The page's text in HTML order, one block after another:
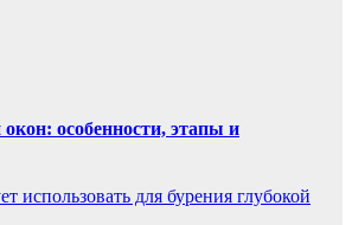
особенности, этапы и